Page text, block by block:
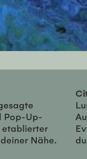
Pop-Up-
etablierter
Nähe.